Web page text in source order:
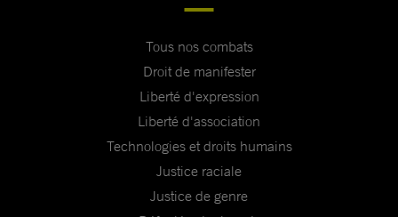
Tous nos combats
Droit de manifester
Liberté d'expression
Liberté d'association
Technologies et droits humains
Justice raciale
Justice de genre